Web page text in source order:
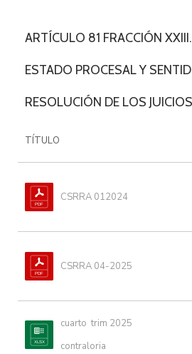
ARTÍCULO 81 FRACCIÓN
ESTADO PROCESAL Y
RESOLUCIÓN DE LOS JUICIOS
TÍTULO
CSRRA 012024
CSRRA 04-2025
cuarto  trim 2025
contraloria